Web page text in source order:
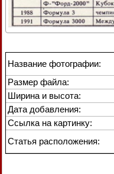
Название фотографии:
Размер файла:
Ширина и высота:
Дата добавления:
Ссылка на картинку:
Статья расположения: